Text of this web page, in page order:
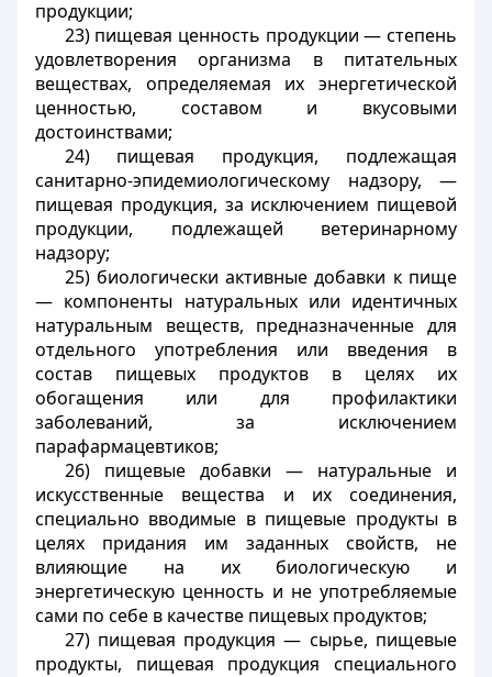
продукции;
23) пищевая ценность продукции — степень
удовлетворения организма в питательных
веществах, определяемая их энергетической
ценностью, составом и вкусовыми
достоинствами;
24) пищевая продукция, подлежащая
санитарно-эпидемиологическому надзору, —
пищевая продукция, за исключением пищевой
продукции, подлежащей ветеринарному
надзору;
25) биологически активные добавки к пище
— компоненты натуральных или идентичных
натуральным веществ, предназначенные для
отдельного употребления или введения в
состав пищевых продуктов в целях их
обогащения или для профилактики
заболеваний, за исключением
парафармацевтиков;
26) пищевые добавки — натуральные и
искусственные вещества и их соединения,
специально вводимые в пищевые продукты в
целях придания им заданных свойств, не
влияющие на их биологическую и
энергетическую ценность и не употребляемые
сами по себе в качестве пищевых продуктов;
27) пищевая продукция — сырье, пищевые
продукты, пищевая продукция специального